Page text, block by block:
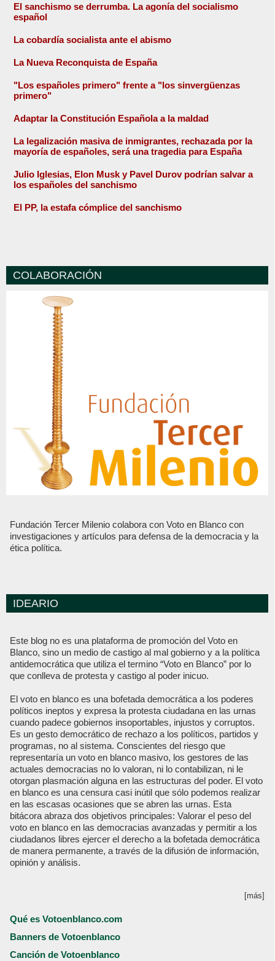
El sanchismo se derrumba. La agonía del socialismo
español
La cobardía socialista ante el abismo
La Nueva Reconquista de España
"Los españoles primero" frente a "los sinvergüenzas
primero"
Adaptar la Constitución Española a la maldad
La legalización masiva de inmigrantes, rechazada por la
mayoría de españoles, será una tragedia para España
Julio Iglesias, Elon Musk y Pavel Durov podrían salvar a
los españoles del sanchismo
El PP, la estafa cómplice del sanchismo
COLABORACIÓN
Fundación Tercer Milenio colabora con Voto en Blanco con
investigaciones y artículos para defensa de la democracia y la
ética política.
IDEARIO
Este blog no es una plataforma de promoción del Voto en
Blanco, sino un medio de castigo al mal gobierno y a la política
antidemocrática que utiliza el termino “Voto en Blanco” por lo
que conlleva de protesta y castigo al poder inicuo.
El voto en blanco es una bofetada democrática a los poderes
políticos ineptos y expresa la protesta ciudadana en las urnas
cuando padece gobiernos insoportables, injustos y corruptos.
Es un gesto democrático de rechazo a los políticos, partidos y
programas, no al sistema. Conscientes del riesgo que
representaría un voto en blanco masivo, los gestores de las
actuales democracias no lo valoran, ni lo contabilizan, ni le
otorgan plasmación alguna en las estructuras del poder. El voto
en blanco es una censura casi inútil que sólo podemos realizar
en las escasas ocasiones que se abren las urnas. Esta
bitácora abraza dos objetivos principales: Valorar el peso del
voto en blanco en las democracias avanzadas y permitir a los
ciudadanos libres ejercer el derecho a la bofetada democrática
de manera permanente, a través de la difusión de información,
opinión y análisis.
[más]
Qué es Votoenblanco.com
Banners de Votoenblanco
Canción de Votoenblanco